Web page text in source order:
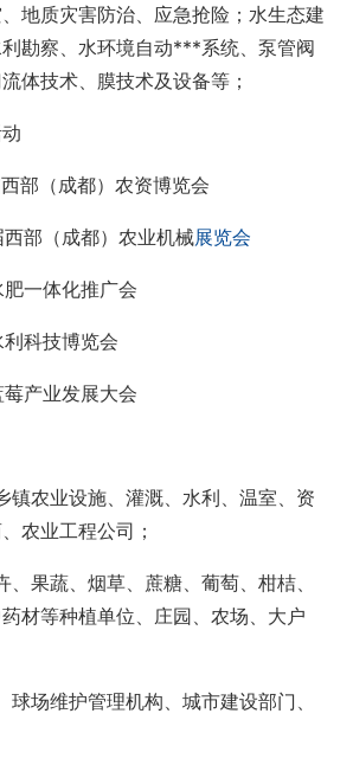
地质灾害防治、应急抢险；水生态建
勘察、水环境自动***系统、泵管阀
体技术、膜技术及设备等；
部（成都）农资博览会
西部（成都）农业机械展览会
一体化推广会
利科技博览会
产业发展大会
镇农业设施、灌溉、水利、温室、资
农业工程公司；
、果蔬、烟草、蔗糖、葡萄、柑桔、
材等种植单位、庄园、农场、大户
球场维护管理机构、城市建设部门、